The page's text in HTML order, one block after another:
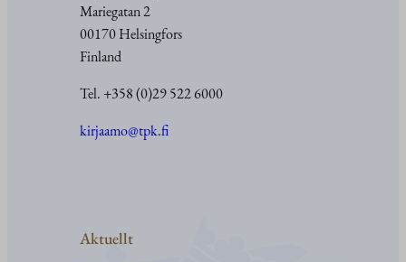
Mariegatan 2
00170 Helsingfors
Finland
Tel. +358 (0)29 522 6000
kirjaamo@tpk.fi
Aktuellt